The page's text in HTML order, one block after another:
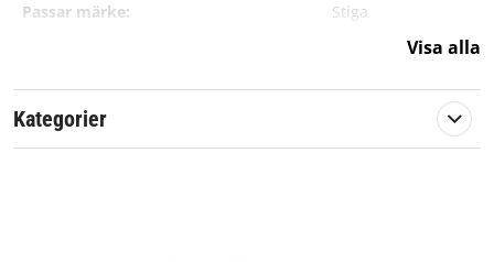
Passar märke:
Stiga
Visa alla
Kategorier